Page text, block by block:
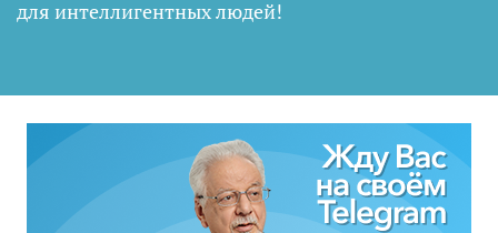
для интеллигентных людей!